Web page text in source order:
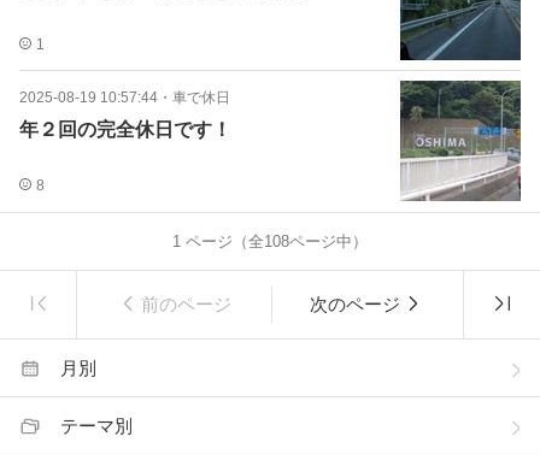
1
2025-08-19 10:57:44 ・ 車で休日
年２回の完全休日です！
8
1 ページ（全108ページ中）
前のページ 次のページ
月別
テーマ別